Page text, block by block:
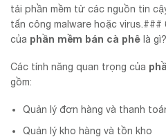
tải phần mềm từ các nguồn tin
tấn công malware hoặc
của phần mềm bán cà phê là gì?
Các tính năng quan trọng của
gồm:
Quản lý đơn hàng và thanh
Quản lý kho hàng và tồn kho